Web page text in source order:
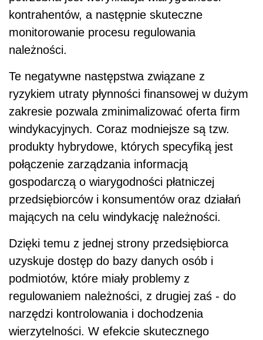
kontrahentów, a następnie skuteczne
monitorowanie procesu regulowania
należności.
Te negatywne następstwa związane z
ryzykiem utraty płynności finansowej w dużym
zakresie pozwala zminimalizować oferta firm
windykacyjnych. Coraz modniejsze są tzw.
produkty hybrydowe, których specyfiką jest
połączenie zarządzania informacją
gospodarczą o wiarygodności płatniczej
przedsiębiorców i konsumentów oraz działań
mających na celu windykację należności.
Dzięki temu z jednej strony przedsiębiorca
uzyskuje dostęp do bazy danych osób i
podmiotów, które miały problemy z
regulowaniem należności, z drugiej zaś - do
narzędzi kontrolowania i dochodzenia
wierzytelności. W efekcie skutecznego